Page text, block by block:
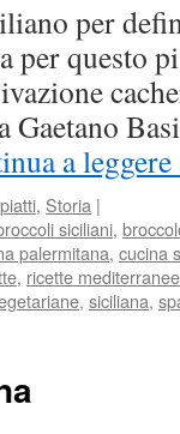
per
per questo
Gaetano
a leggere
, Storia |
siciliani,
palermitana, cucina
, ricette mediterranee
, siciliana,